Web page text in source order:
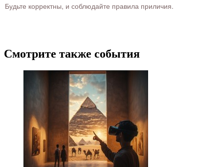
Будьте корректны, и соблюдайте правила приличия.
Смотрите также события